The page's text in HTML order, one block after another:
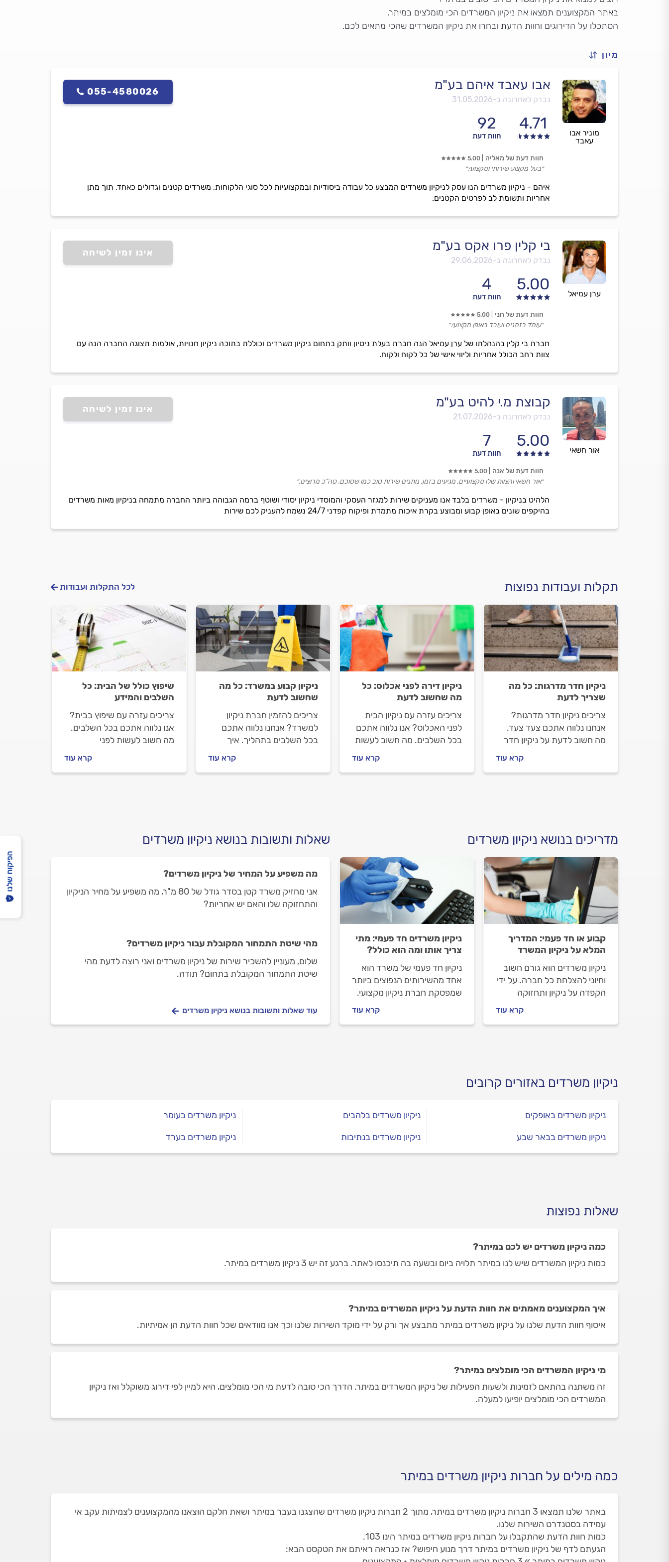
באתר המקצוענים תמצאו את ניקיון המשרדים הכי מומלצים במיתר.
הסתכלו על הדירוגים וחוות הדעת ובחרו את ניקיון המשרדים שהכי מתאים לכם.
מיון
מוניר אבו
עאבד
אבו עאבד איהם בע"מ
נבדק לאחרונה ב-31.05.2026
4.71
92
חוות דעת
055-4580026
איהם - ניקיון משרדים הנו עסק לניקיון משרדים המבצע כל עבודה ביסודיות ובמקצועיות לכל סוגי הלקוחות, משרדים קטנים וגדולים כאחד, תוך מתן
אחריות ותשומת לב לפרטים הקטנים.
חוות דעת של מאליה 5.00
״בעל מקצוע שירותי ומקצועי.״
ערן עמיאל
בי קלין פרו אקס בע"מ
נבדק לאחרונה ב-29.06.2026
5.00
4
חוות דעת
אינו זמין לשיחה
חברת בי קלין בהנהלתו של ערן עמיאל הנה חברת בעלת ניסיון וותק בתחום ניקיון משרדים וכוללת בתוכה ניקיון חנויות, אולמות תצוגה החברה הנה עם
צוות רחב הכולל אחריות וליווי אישי של כל לקוח ולקוח.
חוות דעת של חני 5.00
״עומד בזמנים ועובד באופן מקצועי.״
אור חשאי
קבוצת מ.י להיט בע"מ
נבדק לאחרונה ב-21.07.2026
5.00
7
חוות דעת
אינו זמין לשיחה
הלהיט בניקיון - משרדים בלבד אנו מעניקים שירות למגזר העסקי והמוסדי ניקיון יסודי ושוטף ברמה הגבוהה ביותר החברה מתמחה בניקיון מאות משרדים
בהיקפים שונים באופן קבוע ומבוצע בקרת איכות מתמדת ופיקוח קפדני 24/7 נשמח להעניק לכם שירות
חוות דעת של אנה 5.00
״אור חשאי והצוות שלו מקצועיים, מגיעים בזמן, נותנים שירות טוב כמו שסוכם. סה"כ מרוצים.״
תקלות ועבודות נפוצות לכל התקלות ועבודות
ניקיון חדר מדרגות: כל מה
שצריך לדעת
צריכים ניקיון חדר מדרגות?
אנחנו נלווה אתכם צעד צעד.
מה חשוב לדעת על ניקיון חדר
חברת הניקיון וכמה העבודה
תעלה? כל התשובות בפנים.
קרא עוד
ניקיון דירה לפני אכלוס: כל
מה שחשוב לדעת
צריכים עזרה עם ניקיון הבית
לפני האכלוס? אנו נלווה אתכם
בכל השלבים. מה חשוב לעשות
תתנהלו מולם וכמה עולה ניקיון
לפני אכלוס? ריכזנו עבורכם את
קרא עוד
ניקיון קבוע במשרד: כל מה
שחשוב לדעת
צריכים להזמין חברת ניקיון
למשרד? אנחנו נלווה אתכם
בכל השלבים בתהליך. איך
לפני העבודה ובמהלכה וכמה
עולה ניקיון משרדים? כל
קרא עוד
שיפוץ כולל של הבית: כל
השלבים והמידע
צריכים עזרה עם שיפוץ בבית?
אנו נלווה אתכם בכל השלבים.
מה חשוב לעשות לפני
לבדוק מולו וכמה עולה שיפוץ
כללי של הבית? כל מה שחשוב
קרא עוד
מדריכים בנושא ניקיון משרדים
קבוע או חד פעמי: המדריך
המלא על ניקיון המשרד
ניקיון משרדים הוא גורם חשוב
וחיוני להצלחת כל חברה. על ידי
הקפדה על ניקיון ותחזוקה
נעימה, בריאה ופרודוקטיבית
עבור העובדים. תדירות הניקיון
הספציפיים ולבחור חברת ניקיון
מקצועית שתספק את השירות
קרא עוד
ניקיון משרדים חד פעמי: מתי
צריך אותו ומה הוא כולל?
ניקיון חד פעמי של משרד הוא
אחד מהשירותים הנפוצים ביותר
שמפסקת חברת ניקיון מקצועי.
צבעתם אותו או שאתם נכנסים
למשרד חדש לגמרי, הנה כל מה
קרא עוד
שאלות ותשובות בנושא ניקיון משרדים
מה משפיע על המחיר של ניקיון משרדים?
אני מחזיק משרד קטן בסדר גודל של 80 מ"ר, מה משפיע על מחיר הניקיון
והתחזוקה שלו והאם יש אחריות?
מהי שיטת התמחור המקובלת עבור ניקיון משרדים?
שלום, מעוניין להשכיר שירות של ניקיון משרדים ואני רוצה לדעת מהי
שיטת התמחור המקובלת בתחום? תודה.
עוד שאלות ותשובות בנושא ניקיון משרדים
ניקיון משרדים באזורים קרובים
ניקיון משרדים באופקים
ניקיון משרדים בבאר שבע
ניקיון משרדים בלהבים
ניקיון משרדים בנתיבות
ניקיון משרדים בעומר
ניקיון משרדים בערד
שאלות נפוצות
כמה ניקיון משרדים יש לכם במיתר?
כמות ניקיון המשרדים שיש לנו במיתר תלויה ביום ובשעה בה תיכנסו לאתר. ברגע זה יש 3 ניקיון משרדים במיתר.
איך המקצוענים מאמתים את חוות הדעת על ניקיון המשרדים במיתר?
איסוף חוות הדעת שלנו על ניקיון משרדים במיתר מתבצע אך ורק על ידי מוקד השירות שלנו וכך אנו מוודאים שכל חוות הדעת הן אמיתיות.
מי ניקיון המשרדים הכי מומלצים במיתר?
זה משתנה בהתאם לזמינות ולשעות הפעילות של ניקיון המשרדים במיתר. הדרך הכי טובה לדעת מי הכי מומלצים, היא למיין לפי דירוג משוקלל ואז ניקיון
המשרדים הכי מומלצים יופיעו למעלה.
כמה מילים על חברות ניקיון משרדים במיתר
באתר שלנו תמצאו 3 חברות ניקיון משרדים במיתר, מתוך 2 חברות ניקיון משרדים שהצגנו בעבר במיתר ושאת חלקם הוצאנו מהמקצוענים לצמיתות עקב אי
עמידה בסטנדרט השירות שלנו.
כמות חוות הדעת שהתקבלו על חברות ניקיון משרדים במיתר הינו 103.
הגעתם לדף של ניקיון משרדים במיתר דרך מנוע חיפוש? אז כנראה ראיתם את הטקסט הבא:
הפיקוח שלנו